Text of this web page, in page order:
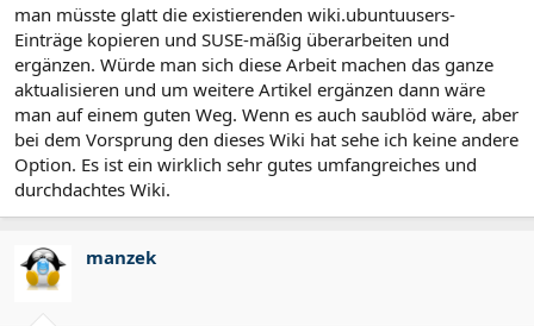
man müsste glatt die existierenden wiki.ubuntuusers-
Einträge kopieren und SUSE-mäßig überarbeiten und
ergänzen. Würde man sich diese Arbeit machen das ganze
aktualisieren und um weitere Artikel ergänzen dann wäre
man auf einem guten Weg. Wenn es auch saublöd wäre, aber
bei dem Vorsprung den dieses Wiki hat sehe ich keine andere
Option. Es ist ein wirklich sehr gutes umfangreiches und
durchdachtes Wiki.
manzek